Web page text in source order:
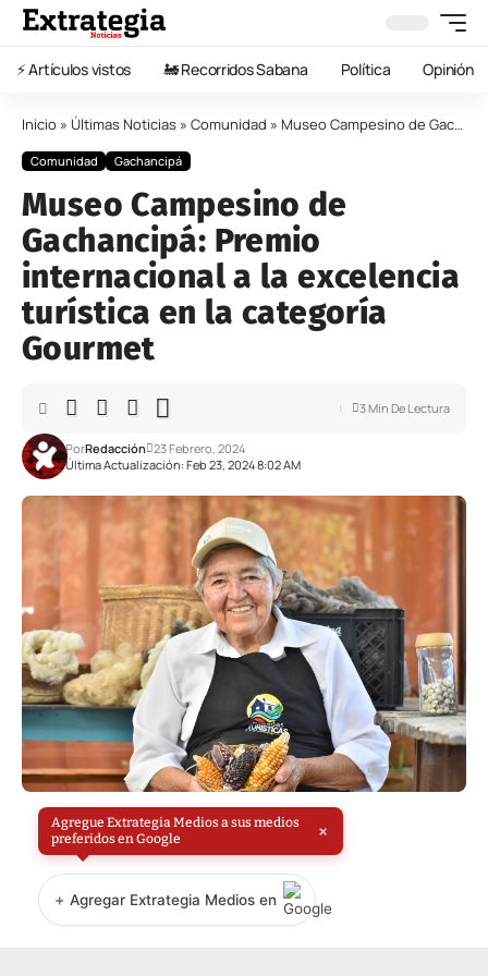
⚡️ Artículos vistos 🚂 Recorridos Sabana Política Opinión
Inicio » Últimas Noticias » Comunidad » Museo Campesino de Gachancipá: Premio internacional a la excelencia turística en la categoría Gourmet
Comunidad Gachancipá
Museo Campesino de
Gachancipá: Premio
internacional a la excelencia
turística en la categoría
Gourmet
Última Actualización: Feb 23, 2024 8:02 AM
PorRedacción 23 Febrero, 2024
3 Min De Lectura
Agregue Extrategia Medios a sus medios
preferidos en Google
×
+ Agregar Extrategia Medios en